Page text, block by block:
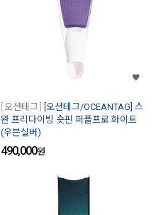
오션테그
[오션테그/OCEANTAG] 스
완 프리다이빙 숏핀 퍼플프로 화이트
(우븐실버)
490,000원